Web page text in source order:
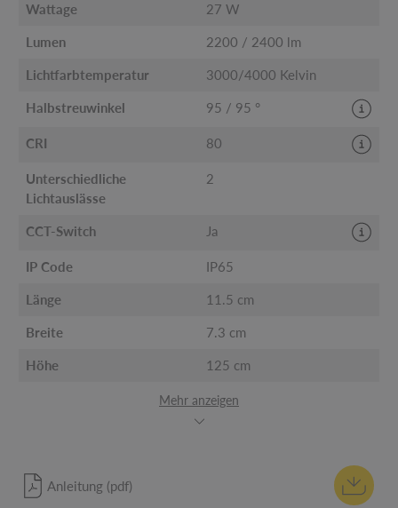
Wattage 27 W
Lumen 2200 / 2400 lm
Lichtfarbtemperatur 3000/4000 Kelvin
Halbstreuwinkel 95 / 95 °
CRI 80
Unterschiedliche
Lichtauslässe
2
CCT-Switch Ja
IP Code IP65
Länge 11.5 cm
Breite 7.3 cm
Höhe 125 cm
Mehr anzeigen
Anleitung (pdf)